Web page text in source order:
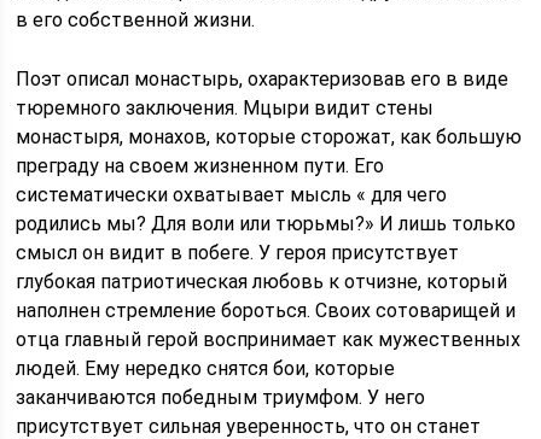
в его собственной жизни.
Поэт описал монастырь, охарактеризовав его в виде
тюремного заключения. Мцыри видит стены
монастыря, монахов, которые сторожат, как большую
преграду на своем жизненном пути. Его
систематически охватывает мысль « для чего
родились мы? Для воли или тюрьмы?» И лишь только
смысл он видит в побеге. У героя присутствует
глубокая патриотическая любовь к отчизне, который
наполнен стремление бороться. Своих сотоварищей и
отца главный герой воспринимает как мужественных
людей. Ему нередко снятся бои, которые
заканчиваются победным триумфом. У него
присутствует сильная уверенность, что он станет